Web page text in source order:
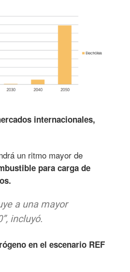
internacionales,
un ritmo mayor de
para carga de
a una mayor
incluyó.
en el escenario REF